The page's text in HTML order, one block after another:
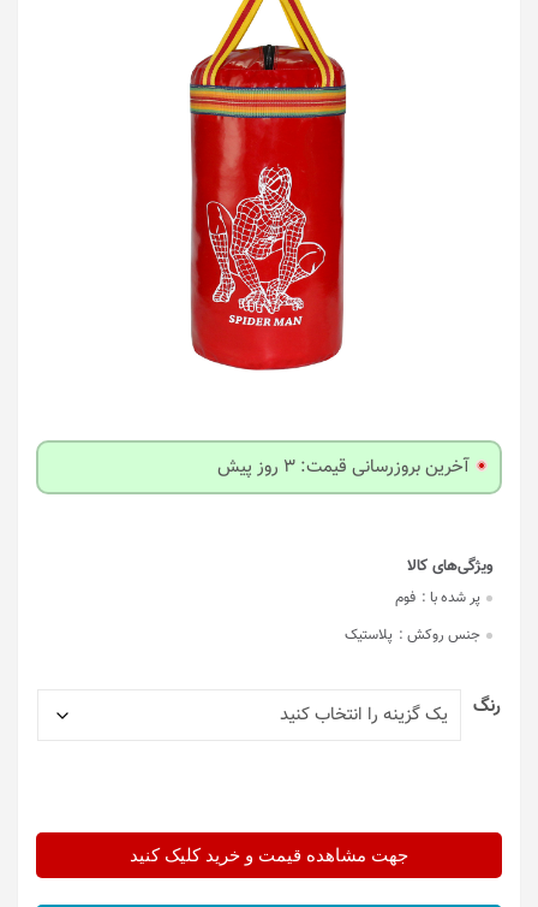
آخرین بروزرسانی قیمت: 3 روز پیش
پر شده با : فوم
جنس روکش : پلاستیک
رنگ
جهت مشاهده قیمت و خرید کلیک کنید